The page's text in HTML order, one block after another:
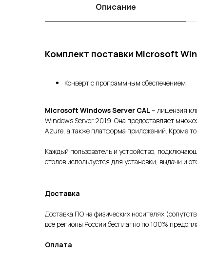
Описание
Комплект поставки Microsoft
Конверт с программным обеспечением
Microsoft Windows Server CAL – лицензия
Windows Server 2019. Она предоставляет
Azure, а также платформа приложений. Кроме
Каждый пользователь и устройство,
столов используется для установки, выдачи и
Доставка
Доставка ПО на физических носителях
все регионы России бесплатно по 100%
Оплата